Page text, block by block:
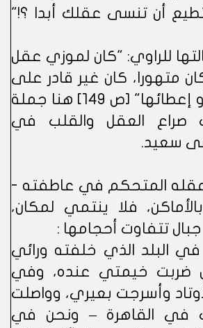
أن تنسى عقلك أبدا ؟!"
للراوي: "كان لموزي عقل
متهورا، كان غير قادر على
تقبل السعادة أو إعطائها" [ص 149] هنا جملة
صراع العقل والقلب في
سعيد.
المتحكم في عاطفته -
فلا ينتمي لمكان،
جبال تتفاوت أحجامها :
البلد الذي خلفته ورائي
ضربت خيمتي عنده، وفي
وأسرجت بعيري، وواصلت
في القاهرة – ونحن في